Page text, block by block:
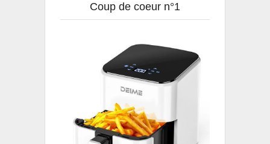
Coup de coeur n°1